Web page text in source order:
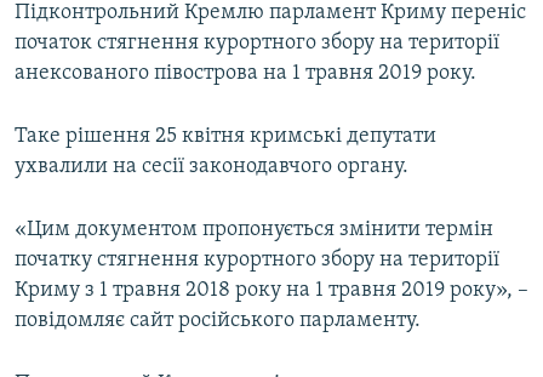
Усі сайти RFE/RL
Підконтрольний Кремлю парламент Криму переніс
початок стягнення курортного збору на території
анексованого півострова на 1 травня 2019 року.
Таке рішення 25 квітня кримські депутати
ухвалили на сесії законодавчого органу.
«Цим документом пропонується змінити термін
початку стягнення курортного збору на території
Криму з 1 травня 2018 року на 1 травня 2019 року», –
повідомляє сайт російського парламенту.